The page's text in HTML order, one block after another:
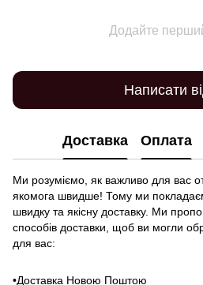
Додайте
Написати
Доставка Оплата
Ми розуміємо, як важливо для вас
якомога швидше! Тому ми
швидку та якісну доставку. Ми
способів доставки, щоб ви могли
для вас:
•Доставка Новою Поштою